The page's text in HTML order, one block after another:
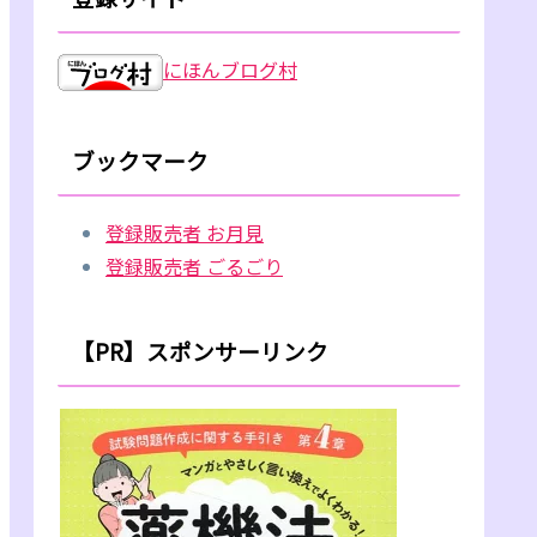
にほんブログ村
ブックマーク
登録販売者 お月見
登録販売者 ごるごり
【PR】スポンサーリンク